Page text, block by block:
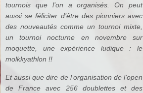
tournois que l’on a organisés. On peut
aussi se féliciter d’être des pionniers avec
des nouveautés comme un tournoi mixte,
un tournoi nocturne en novembre sur
moquette, une expérience ludique : le
molkkyathlon !!
Et aussi que dire de l’organisation de l’open
de France avec 256 doublettes et des